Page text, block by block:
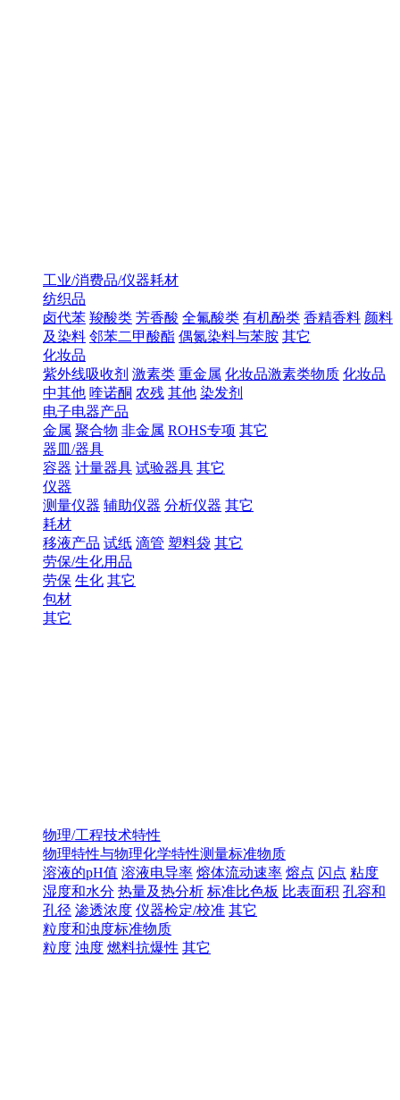
工业/消费品/仪器耗材
纺织品
卤代苯 羧酸类 芳香酸 全氟酸类 有机酚类 香精香料 颜料
及染料 邻苯二甲酸酯 偶氮染料与苯胺 其它
化妆品
紫外线吸收剂 激素类 重金属 化妆品激素类物质 化妆品
中其他 喹诺酮 农残 其他 染发剂
电子电器产品
金属 聚合物 非金属 ROHS专项 其它
器皿/器具
容器 计量器具 试验器具 其它
仪器
测量仪器 辅助仪器 分析仪器 其它
耗材
移液产品 试纸 滴管 塑料袋 其它
劳保/生化用品
劳保 生化 其它
包材
其它
物理/工程技术特性
物理特性与物理化学特性测量标准物质
溶液的pH值 溶液电导率 熔体流动速率 熔点 闪点 粘度
湿度和水分 热量及热分析 标准比色板 比表面积 孔容和
孔径 渗透浓度 仪器检定/校准 其它
粒度和浊度标准物质
粒度 浊度 燃料抗爆性 其它